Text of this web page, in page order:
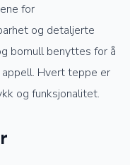
for
og detaljerte
bomull benyttes for å
Hvert teppe er
og funksjonalitet.